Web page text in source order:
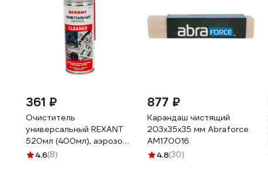
361 ₽
Очиститель
универсальный REXANT
520мл (400мл), аэрозоль
85-0002
4.6(8)
877 ₽
Карандаш чистящий
203х35x35 мм Abraforce
АМ170016
4.8(30)